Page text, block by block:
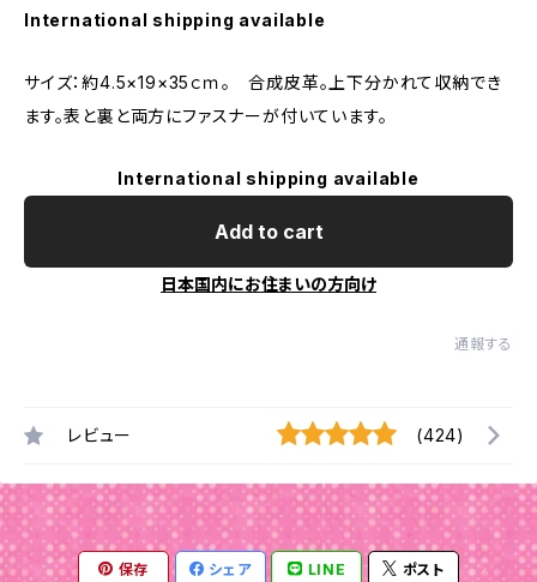
International shipping available
サイズ：約4.5×19×35ｃｍ。 合成皮革。上下分かれて収納でき
ます。表と裏と両方にファスナーが付いています。
International shipping available
Add to cart
日本国内にお住まいの方向け
通報する
レビュー (424)
保存 シェア LINE ポスト